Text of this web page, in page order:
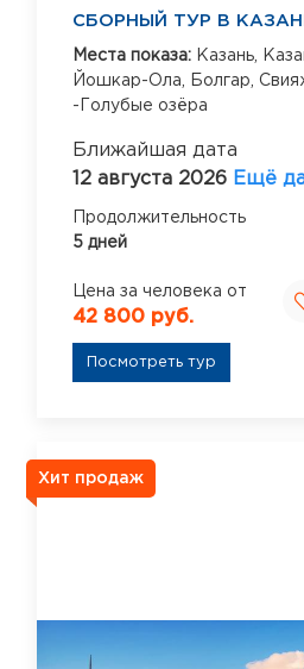
СБОРНЫЙ ТУР В
Места показа: Казань,
Йошкар-Ола,
Болгар,
-Голубые озёра
Ближайшая дата
12 августа 2026 Ещё
Продолжительность
5 дней
Цена за человека от
42 800 руб.
Посмотреть тур
Хит продаж